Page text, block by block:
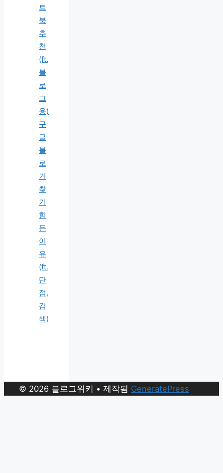
트
북
추
천
(ft.
블
로
그
용)
구
글
블
로
거
찾
기
힘
든
이
유
(ft.
단
점,
검
색)
© 2026 블로그위키 • 제작됨 GeneratePress